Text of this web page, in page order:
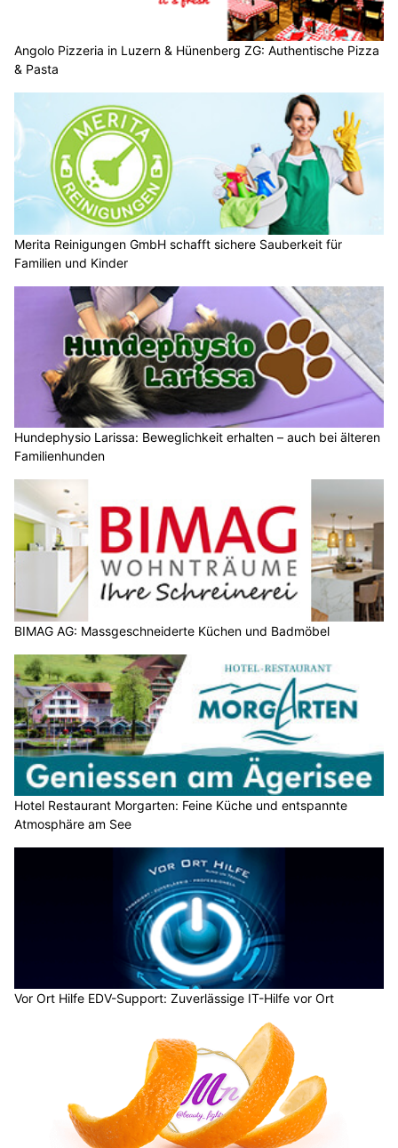
Angolo Pizzeria in Luzern & Hünenberg ZG: Authentische Pizza
& Pasta
Merita Reinigungen GmbH schafft sichere Sauberkeit für
Familien und Kinder
Hundephysio Larissa: Beweglichkeit erhalten – auch bei älteren
Familienhunden
BIMAG AG: Massgeschneiderte Küchen und Badmöbel
Hotel Restaurant Morgarten: Feine Küche und entspannte
Atmosphäre am See
Vor Ort Hilfe EDV-Support: Zuverlässige IT-Hilfe vor Ort